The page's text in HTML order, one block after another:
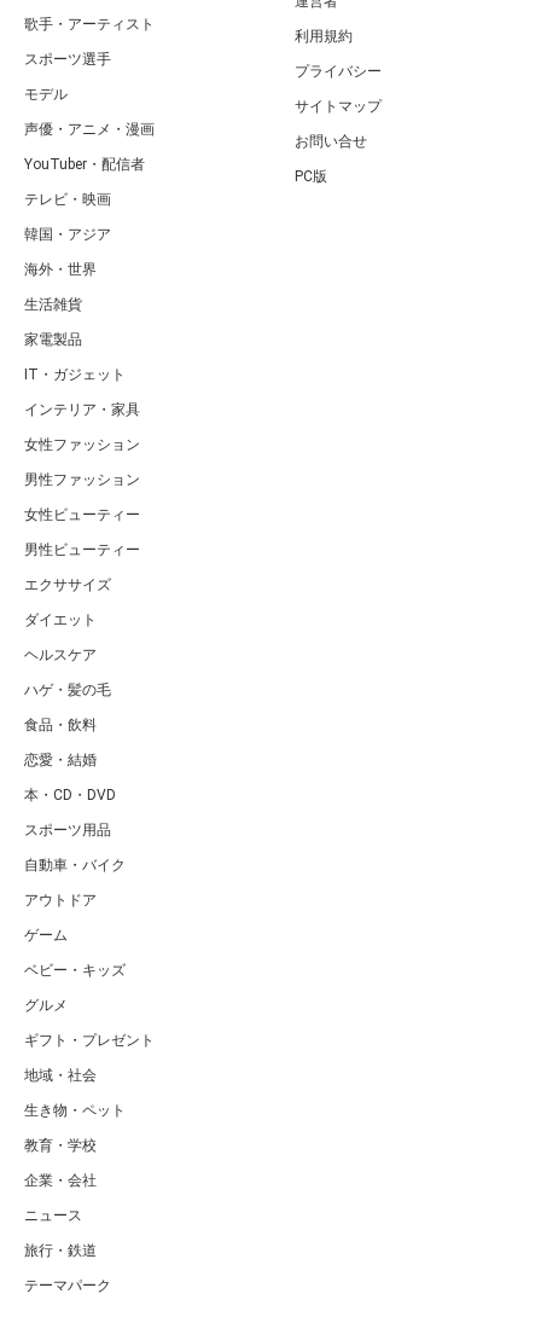
歌手・アーティスト
スポーツ選手
モデル
声優・アニメ・漫画
YouTuber・配信者
テレビ・映画
韓国・アジア
海外・世界
生活雑貨
家電製品
IT・ガジェット
インテリア・家具
女性ファッション
男性ファッション
女性ビューティー
男性ビューティー
エクササイズ
ダイエット
ヘルスケア
ハゲ・髪の毛
食品・飲料
恋愛・結婚
本・CD・DVD
スポーツ用品
自動車・バイク
アウトドア
ゲーム
ベビー・キッズ
グルメ
ギフト・プレゼント
地域・社会
生き物・ペット
教育・学校
企業・会社
ニュース
旅行・鉄道
テーマパーク
利用規約
プライバシー
サイトマップ
お問い合せ
PC版